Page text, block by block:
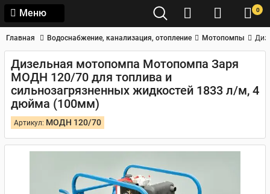
Меню 0
Главная Водоснабжение, канализация, отопление Мотопомпы
Дизельная мотопомпа Мотопомпа Заря
МОДН 120/70 для топлива и
сильнозагрязненных жидкостей 1833 л/м, 4
дюйма (100мм)
Артикул: МОДН 120/70